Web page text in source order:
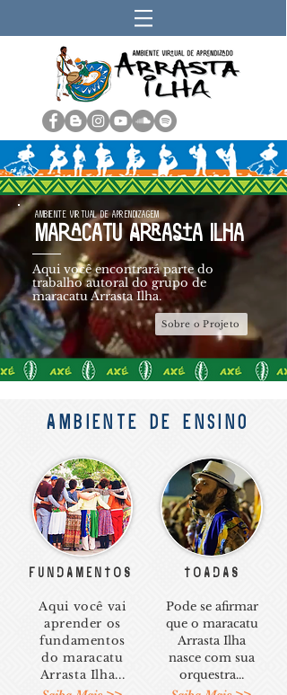
ambiente virtual de aprendizagem
Maracatu Arrasta Ilha
Aqui você encontrará parte do
trabalho autoral do grupo de
maracatu Arrasta Ilha.
Sobre o Projeto
Ambiente de ensino
TOADAS
FUNDAMENTOS
Aqui você vai
aprender os
fundamentos
do maracatu
Arrasta Ilha...
Pode se afirmar
que o maracatu
Arrasta Ilha
nasce com sua
orquestra...